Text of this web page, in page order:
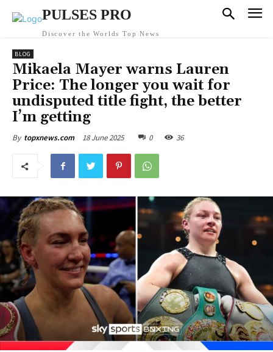
PULSES PRO
Discover the Worlds Top News
BLOG
Mikaela Mayer warns Lauren
Price: The longer you wait for
undisputed title fight, the better
I’m getting
By topxnews.com 18 June 2025 0 36